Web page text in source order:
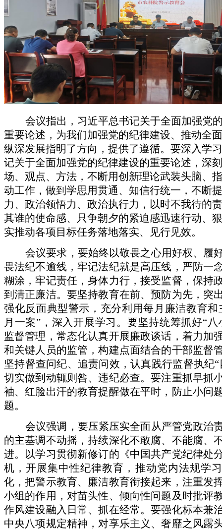
会议指出，习近平总书记关于全面加强党
重要论述，为我们加强党的纪律建设、推动全
纵深发展指明了方向，提供了遵循。要深入学
记关于全面加强党的纪律建设的重要论述，深
场、观点、方法，不断用创新理论武装头脑、
动工作，做到学思用贯通、知信行统一，不断
力、政治领悟力、政治执行力，以时不我待的
其谁的使命感、只争朝夕的紧迫感迅速行动、
实推动各项目标任务落地落实、见行见效。
会议要求， 要始终以敬畏之心用好权、履
畏法纪不逾线，牢记法纪就是高压线，严防一
糊涂，牢记责任，身体力行，接受监督，保持
到清正廉洁。要坚持教育在前、预防为先，突
强化反面典型警示，充分利用每月廉洁教育和
月一案”，深入开展学习。要坚持统筹抓好“八
监督管理，常态化认真开展廉政谈话，着力加
和关键人员的监管，构建点面结合的干部监督
坚持督查问纪、追责问效，认真践行监督执纪
切实做到动辄则咎、违纪必查。要注重抓早抓
袖、红脸出汗的教育提醒做在平时，防止小问
题。
会议强调，要压紧压实全面从严管党政治
的主基调不动摇，持续深化不敢腐、不能腐、
进。
以学习贯彻新修订的《中国共产党纪律处
机，开展集中性纪律教育，推动党内法规学
化，把警示教育、廉洁教育衔接起来 ， 注重发
小组的作用 ，对苗头性、倾向性问题及时批评
作风建设融入日常、抓在经常。要强化标本兼
中央八项规定精神，对享乐主义、奢靡之风露